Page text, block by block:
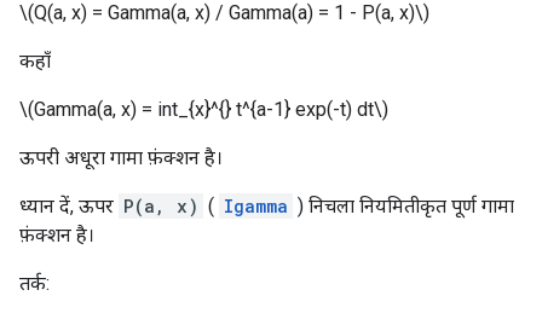
\(Q(a, x) = Gamma(a, x) / Gamma(a) = 1 - P(a, x)\)
कहाँ
\(Gamma(a, x) = int_{x}^{} t^{a-1} exp(-t) dt\)
ऊपरी अधूरा गामा फ़ंक्शन है।
ध्यान दें, ऊपर P(a, x) ( Igamma ) निचला नियमितीकृत पूर्ण गामा
फ़ंक्शन है।
तर्क: